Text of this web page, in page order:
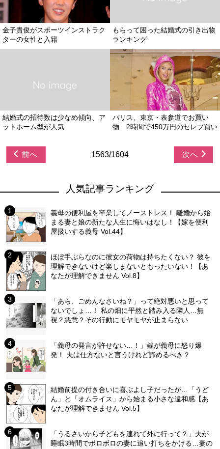
金子貴俊がスポーツインストラク
ターの女性と入籍
もらって困った結婚式の引き出物
ランキング
結婚式の招待数は少なめ傾向、ア
ットホーム型が人気
パリス、東京・表参道でお買い
物 2時間で450万円のセレブ買い
前へ 1563/1604 次へ
人気記事ランキング
義母の便利屋を卒業してノーストレス！ 離婚から始
まる妻と娘の新たな人生に悔いはなし！【嫁を便利
屋扱いする義母 Vol.44】
ほぼ手ぶらなのに彼女の荷物は持ちたくない？ 彼を
理解できないけど楽しまないともったいない！【あ
なたが理解できません Vol.8】
「あら、ごめんなさいね？」って絶対悪いと思って
ないでしょ…！ 私の畑に平然と踏み入る隣人…無
視？悪意？その行動にモヤモヤが止まらない
「義母の発言が許せない…！」嫁が義母に怒り爆
発！ 夫は仕方ないと言うけれど諦めるべき？
結婚前提の付き合いに喜ぶよし子だったが…「うど
ん」と「オムライス」から始まる小さな違和感【あ
なたが理解できません Vol.5】
「うるさいから子どもを連れて外に行って？」夫が
睡眠3時間でボロボロの妻に追い打ちをかける…妻の